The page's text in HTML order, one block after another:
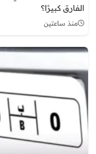
الفارق كبيرًا؟
منذ ساعتين